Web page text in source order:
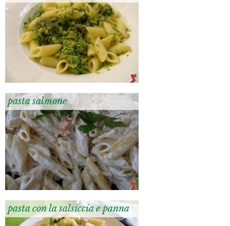
pasta salmone
pasta con la salsiccia e panna